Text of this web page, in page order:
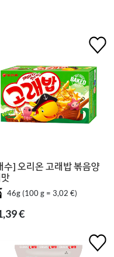
수] 오리온 고래밥 볶음양
46g (100 g = 3,02 €)
€